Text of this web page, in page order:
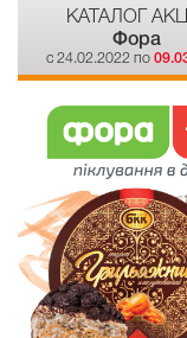
КАТАЛОГ
Фора
c 24.02.2022 по